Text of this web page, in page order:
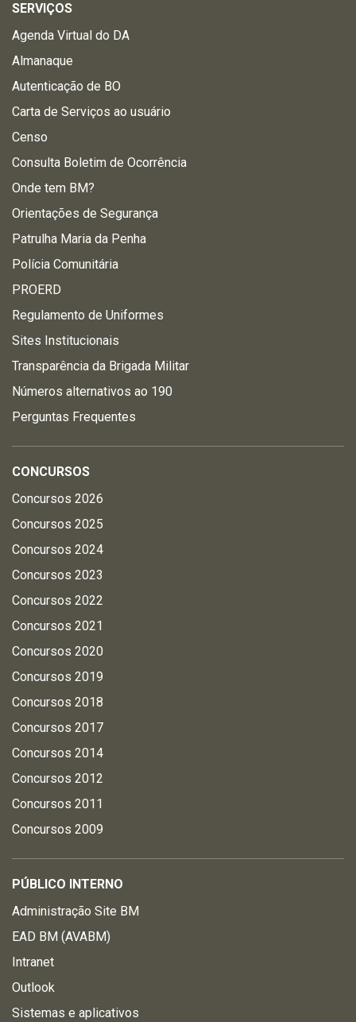
SERVIÇOS
Agenda Virtual do DA
Almanaque
Autenticação de BO
Carta de Serviços ao usuário
Censo
Consulta Boletim de Ocorrência
Onde tem BM?
Orientações de Segurança
Patrulha Maria da Penha
Polícia Comunitária
PROERD
Regulamento de Uniformes
Sites Institucionais
Transparência da Brigada Militar
Números alternativos ao 190
Perguntas Frequentes
CONCURSOS
Concursos 2026
Concursos 2025
Concursos 2024
Concursos 2023
Concursos 2022
Concursos 2021
Concursos 2020
Concursos 2019
Concursos 2018
Concursos 2017
Concursos 2014
Concursos 2012
Concursos 2011
Concursos 2009
PÚBLICO INTERNO
Administração Site BM
EAD BM (AVABM)
Intranet
Outlook
Sistemas e aplicativos